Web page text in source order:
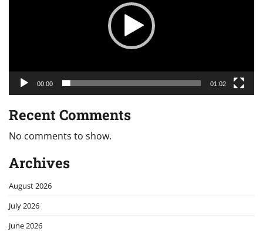
00:00 01:02
Recent Comments
No comments to show.
Archives
August 2026
July 2026
June 2026